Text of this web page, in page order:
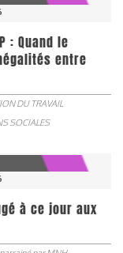
: Quand le
entre
DU TRAVAIL
SOCIALES
à ce jour aux